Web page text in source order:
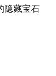
隐藏宝石